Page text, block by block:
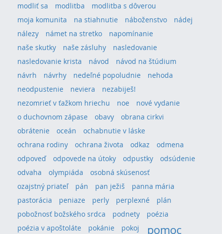
modliť sa
modlitba
modlitba s dôverou
moja komunita
na stiahnutie náboženstvo
nádej
nálezy
námet na stretko
napomínanie
naše skutky
naše zásluhy
nasledovanie
nasledovanie krista
návod
návod na štúdium
návrh
návrhy nedeľné popoludnie
nehoda
neodpustenie
neviera
nezabiješ!
nezomrieť v ťažkom hriechu
noe
nové vydanie
o duchovnom zápase
obavy
obrana cirkvi
obrátenie
oceán
ochabnutie v láske
ochrana rodiny
ochrana života odkaz
odmena
odpoveď
odpovede na útoky odpustky
odsúdenie
odvaha
olympiáda
osobná skúsenosť
ozajstný priateľ
pán pan ježiš
panna mária
pastorácia
peniaze perly perplexné
plán
pobožnosť božského srdca
podnety
poézia
poézia v apoštoláte
pokánie pokoj pomoc